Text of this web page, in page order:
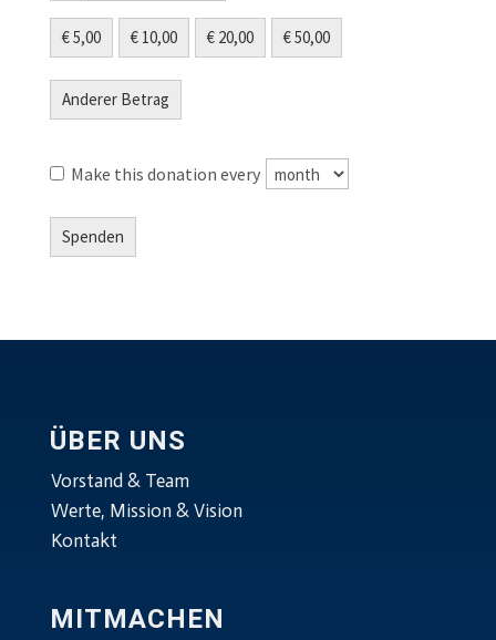
€ 5,00 € 10,00 € 20,00 € 50,00
Anderer Betrag
Make this donation every
Spenden
ÜBER UNS
Vorstand & Team
Werte, Mission & Vision
Kontakt
MITMACHEN